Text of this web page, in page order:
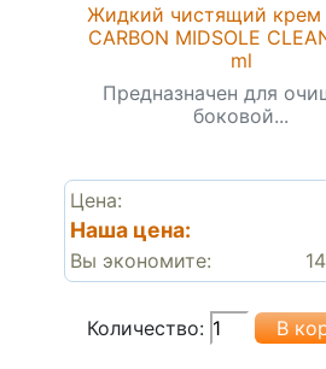
Жидкий чистящий крем
CARBON MIDSOLE
ml
Предназначен для
боковой...
Цена:
Наша цена:
Вы экономите:
Количество: